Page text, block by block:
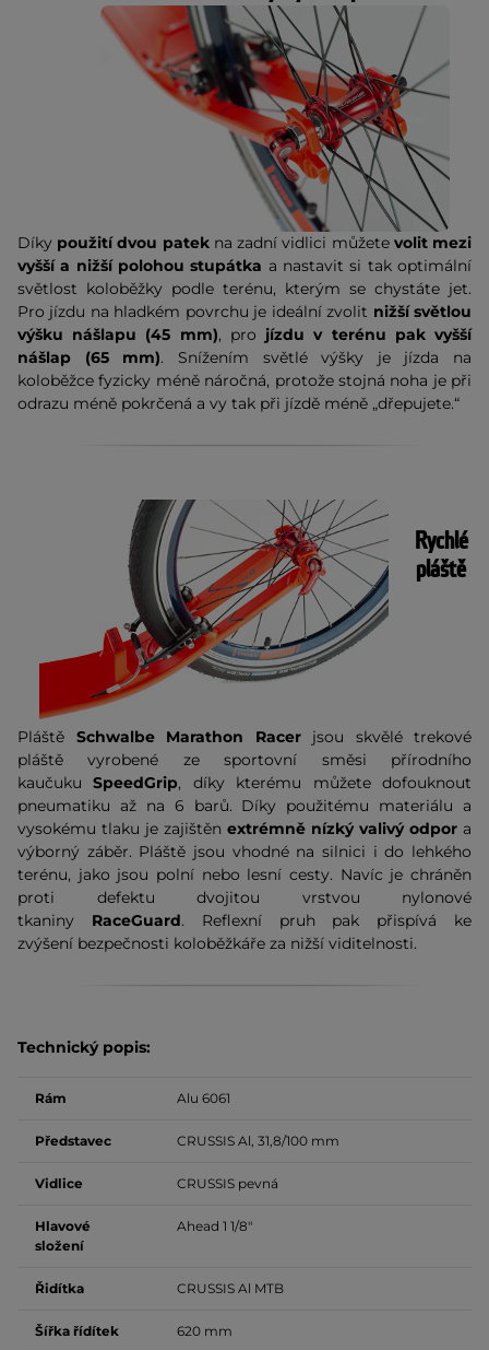
Díky použití dvou patekna zadní vidlici můžete volit mezi
vyšší a nižší polohou stupátka a nastavit si tak optimální
světlost koloběžky podle terénu, kterým se chystáte jet.
Pro jízdu na hladkém povrchu je ideální zvolit nižší světlou
výšku nášlapu (45 mm), pro jízdu v terénu pak vyšší
nášlap (65 mm). Snížením světlé výšky je jízda na
koloběžce fyzicky méně náročná, protože stojná noha je při
odrazu méně pokrčená a vy tak při jízdě méně „dřepujete.“
Rychlé
pláště
Pláště Schwalbe Marathon Racerjsou skvělé trekové
pláště vyrobené ze sportovní směsi přírodního
kaučukuSpeedGrip, díky kterému můžete dofouknout
pneumatiku až na 6 barů. Díky použitému materiálu a
vysokému tlaku je zajištěn extrémně nízký valivý odpor a
výborný záběr. Pláště jsou vhodné na silnici i do lehkého
terénu, jako jsou polní nebo lesní cesty. Navíc je chráněn
proti defektu dvojitou vrstvou nylonové
tkaniny RaceGuard. Reflexní pruh pak přispívá ke
zvýšení bezpečnosti koloběžkáře za nižší viditelnosti.
Technický popis:
Rám Alu 6061
Představec CRUSSIS Al, 31,8/100 mm
Vidlice CRUSSIS pevná
Hlavové
složení
Ahead 1 1/8"
Řidítka CRUSSIS Al MTB
Šířka řídítek 620 mm